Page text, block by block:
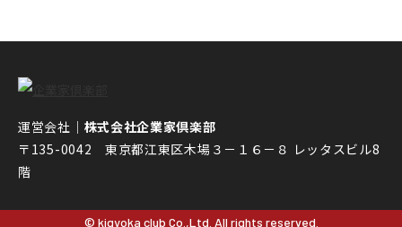
運営会社｜ 株式会社企業家倶楽部
〒135-0042 東京都江東区木場３－１６－８ レッタスビル8
階
© kigyoka club Co.,Ltd. All rights reserved.